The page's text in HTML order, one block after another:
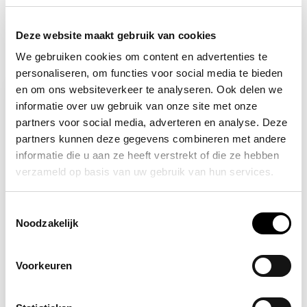
Deze website maakt gebruik van cookies
We gebruiken cookies om content en advertenties te
personaliseren, om functies voor social media te bieden
en om ons websiteverkeer te analyseren. Ook delen we
informatie over uw gebruik van onze site met onze
partners voor social media, adverteren en analyse. Deze
partners kunnen deze gegevens combineren met andere
informatie die u aan ze heeft verstrekt of die ze hebben
verzameld op basis van uw gebruik van hun services.
Noodzakelijk
Voorkeuren
Recent bekeken
Veiligheidsbril op
300,00